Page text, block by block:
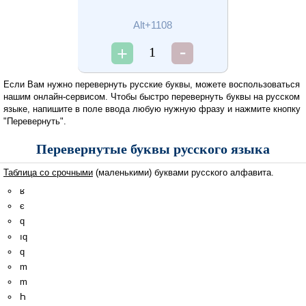
Alt+1108
1
Если Вам нужно перевернуть русские буквы, можете воспользоваться
нашим онлайн-сервисом. Чтобы быстро перевернуть буквы на русском
языке, напишите в поле ввода любую нужную фразу и нажмите кнопку
"Перевернуть".
Перевернутые буквы русского языка
Таблица со срочными (маленькими) буквами русского алфавита.
ʁ
є
q
ıq
q
m
m
Һ